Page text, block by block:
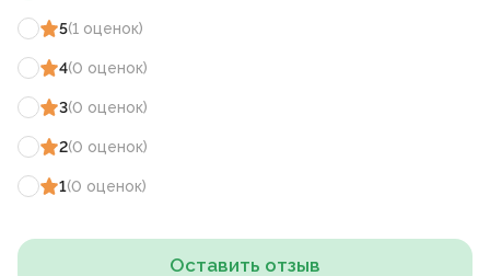
5(1 оценок)
4(0 оценок)
3(0 оценок)
2(0 оценок)
1(0 оценок)
Оставить отзыв